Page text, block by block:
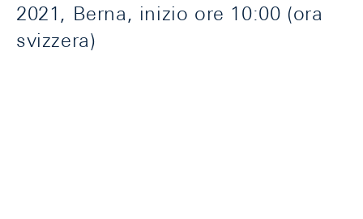
2021, Berna, inizio ore 10:00 (ora
svizzera)